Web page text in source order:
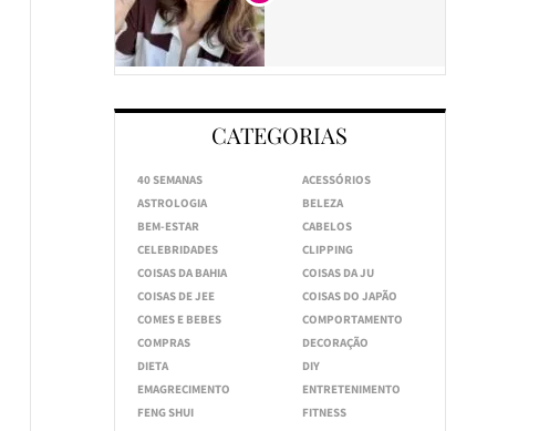
CATEGORIAS
40 SEMANAS
ACESSÓRIOS
ASTROLOGIA
BELEZA
BEM-ESTAR
CABELOS
CELEBRIDADES
CLIPPING
COISAS DA BAHIA
COISAS DA JU
COISAS DE JEE
COISAS DO JAPÃO
COMES E BEBES
COMPORTAMENTO
COMPRAS
DECORAÇÃO
DIETA
DIY
EMAGRECIMENTO
ENTRETENIMENTO
FENG SHUI
FITNESS